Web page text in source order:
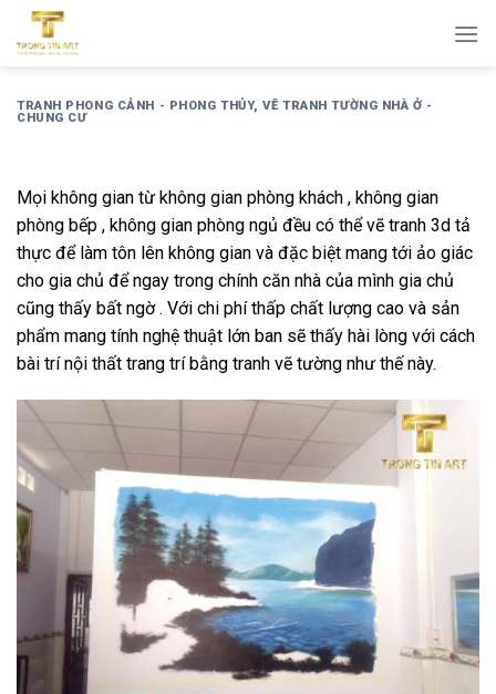
qua
dungTRANH PHONG CẢNH - PHONG THỦY,VẼ TRANH TƯỜNG NHÀ Ở -
CHUNG CƯ
Mọi không gian từ không gian phòng khách , không gian
phòng bếp , không gian phòng ngủ đều có thể vẽ tranh 3d tả
thực để làm tôn lên không gian và đặc biệt mang tới ảo giác
cho gia chủ để ngay trong chính căn nhà của mình gia chủ
cũng thấy bất ngờ . Với chi phí thấp chất lượng cao và sản
phẩm mang tính nghệ thuật lớn ban sẽ thấy hài lòng với cách
bài trí nội thất trang trí bằng tranh vẽ tường như thế này.